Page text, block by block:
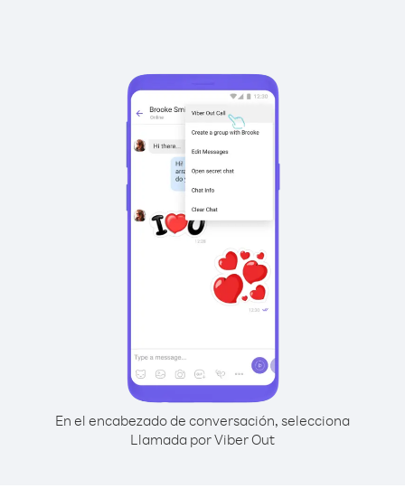
En el encabezado de conversación, selecciona
Llamada por Viber Out